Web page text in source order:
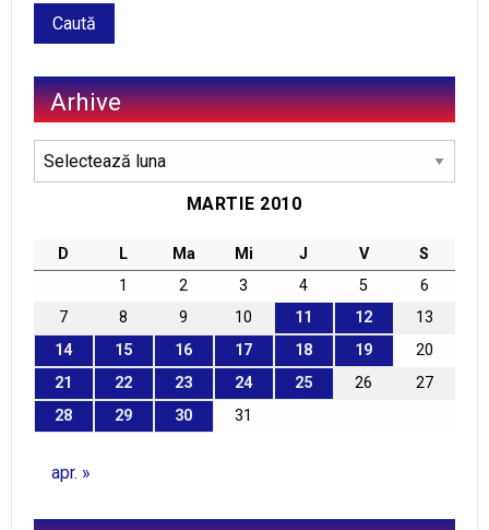
Arhive
Arhive
MARTIE 2010
D L Ma Mi J V
S
1
2 3 4 5
6
7
8 9 10 11 12
13
14
15 16 17 18 19
20
21
22 23 24 25 26
27
28
29 30 31
apr. »